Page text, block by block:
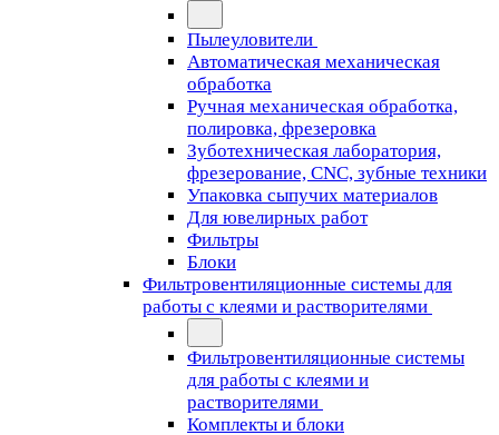
Пылеуловители
Автоматическая механическая
обработка
Ручная механическая обработка,
полировка, фрезеровка
Зуботехническая лаборатория,
фрезерование, CNC, зубные техники
Упаковка сыпучих материалов
Для ювелирных работ
Фильтры
Блоки
Фильтровентиляционные системы для
работы с клеями и растворителями
Фильтровентиляционные системы
для работы с клеями и
растворителями
Комплекты и блоки